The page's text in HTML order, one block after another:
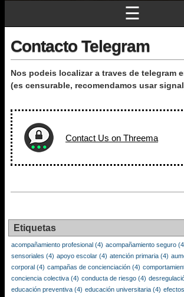
☰
Contacto Telegram
Nos podeis localizar a traves de telegram
(es censurable, recomendamos usar
Contact Us on Threema
Etiquetas
acompañamiento profesional (4) acompañamiento seguro
sensoriales (4) apoyo escolar (4) atención primaria (4)
corporal (4) campañas de concienciación (4)
conciencia colectiva (4) conducta de riesgo (4)
educación preventiva (4) educación universitaria (4)